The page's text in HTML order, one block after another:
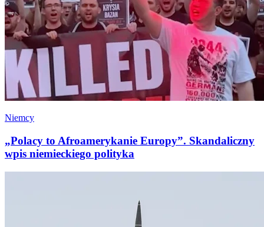
Niemcy
„Polacy to Afroamerykanie Europy”. Skandaliczny
wpis niemieckiego polityka